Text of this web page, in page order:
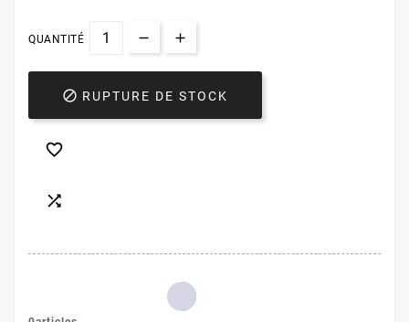
QUANTITÉ
 RUPTURE DE STOCK

